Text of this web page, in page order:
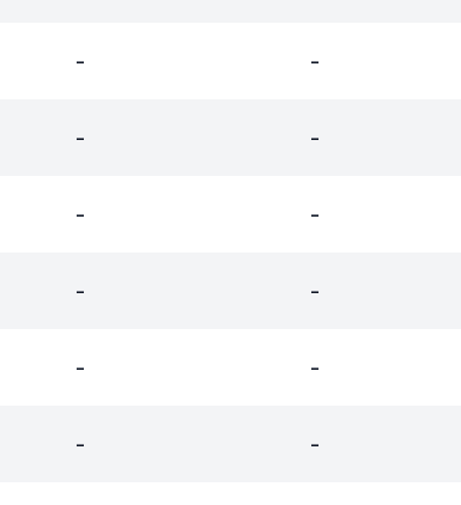
- -
- -
- -
- -
- -
- -